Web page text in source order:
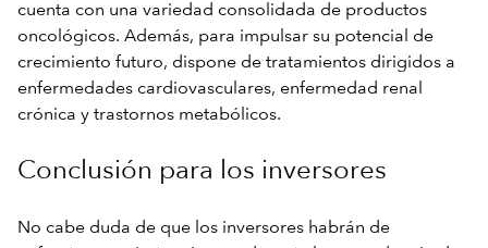
cuenta con una variedad consolidada de productos
oncológicos. Además, para impulsar su potencial de
crecimiento futuro, dispone de tratamientos dirigidos a
enfermedades cardiovasculares, enfermedad renal
crónica y trastornos metabólicos.
Conclusión para los inversores
No cabe duda de que los inversores habrán de